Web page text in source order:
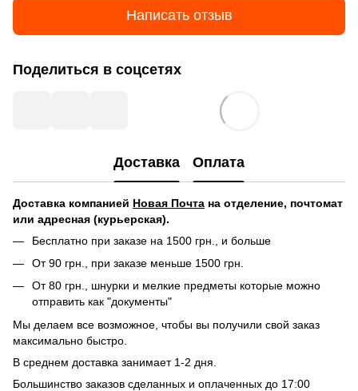
Написать отзыв
Поделиться в соцсетях
Доставка Оплата
Доставка компанией Новая Почта на отделение, почтомат
или адресная (курьерская).
Бесплатно при заказе на 1500 грн., и больше
От 90 грн., при заказе меньше 1500 грн.
От 80 грн., шнурки и мелкие предметы которые можно
отправить как "документы"
Мы делаем все возможное, чтобы вы получили свой заказ
максимально быстро.
В среднем доставка занимает 1-2 дня.
Большинство заказов сделанных и оплаченных до 17:00